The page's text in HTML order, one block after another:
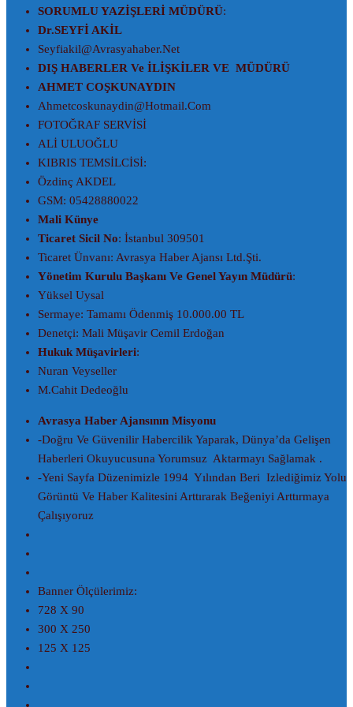
SORUMLU YAZİŞLERİ MÜDÜRÜ:
Dr.SEYFİ AKİL
Seyfiakil@avrasyahaber.net
DIŞ HABERLER Ve İLİŞKİLER VE MÜDÜRÜ
AHMET COŞKUNAYDIN
Ahmetcoskunaydin@hotmail.com
FOTOĞRAF SERVİSİ
ALİ ULUOĞLU
KIBRIS TEMSİLCİSİ:
Özdinç AKDEL
GSM: 05428880022
Mali Künye
Ticaret Sicil No: İstanbul 309501
Ticaret Ünvanı: Avrasya Haber Ajansı Ltd.Şti.
Yönetim Kurulu Başkanı Ve Genel Yayın Müdürü:
Yüksel Uysal
Sermaye: Tamamı Ödenmiş 10.000.00 TL
Denetçi: Mali Müşavir Cemil Erdoğan
Hukuk Müşavirleri:
Nuran Veyseller
M.Cahit Dedeoğlu
Avrasya Haber Ajansının Misyonu
-Doğru Ve Güvenilir Habercilik Yaparak, Dünya’da Gelişen
Haberleri Okuyucusuna Yorumsuz Aktarmayı Sağlamak .
-Yeni Sayfa Düzenimizle 1994 Yılından Beri Izlediğimiz Yolu
Görüntü Ve Haber Kalitesini Arttırarak Beğeniyi Arttırmaya
Çalışıyoruz
Banner Ölçülerimiz:
728 X 90
300 X 250
125 X 125